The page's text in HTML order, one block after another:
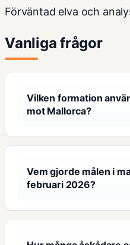
Förväntad elva och
Vanliga frågor
Vilken formation
mot Mallorca?
Vem gjorde målen i
februari 2026?